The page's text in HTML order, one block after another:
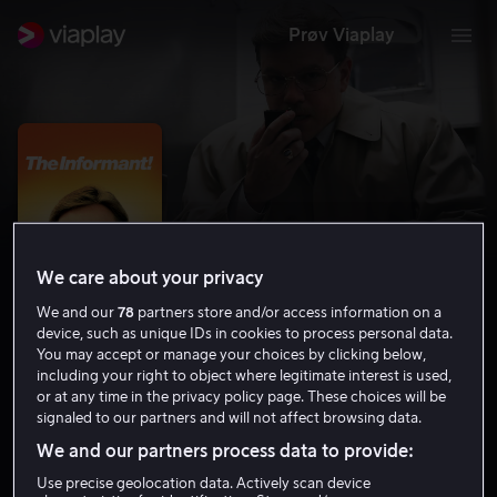
Prøv Viaplay
The Informant!
HD
We care about your privacy
We and our78 partners store and/or access information on a
device, such as unique IDs in cookies to process personal data.
You may accept or manage your choices by clicking below,
including your right to object where legitimate interest is used,
or at any time in the privacy policy page. These choices will be
signaled to our partners and will not affect browsing data.
We and our partners process data to provide:
Use precise geolocation data. Actively scan device